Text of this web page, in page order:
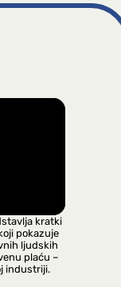
kratki
pokazuje
ljudskih
plaću –
industriji.